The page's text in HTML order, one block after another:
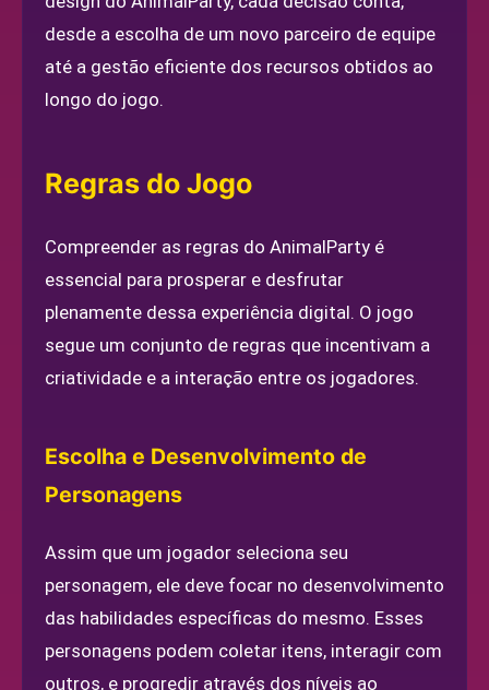
desde a escolha de um novo parceiro de equipe
até a gestão eficiente dos recursos obtidos ao
longo do jogo.
Regras do Jogo
Compreender as regras do AnimalParty é
essencial para prosperar e desfrutar
plenamente dessa experiência digital. O jogo
segue um conjunto de regras que incentivam a
criatividade e a interação entre os jogadores.
Escolha e Desenvolvimento de
Personagens
Assim que um jogador seleciona seu
personagem, ele deve focar no desenvolvimento
das habilidades específicas do mesmo. Esses
personagens podem coletar itens, interagir com
outros, e progredir através dos níveis ao